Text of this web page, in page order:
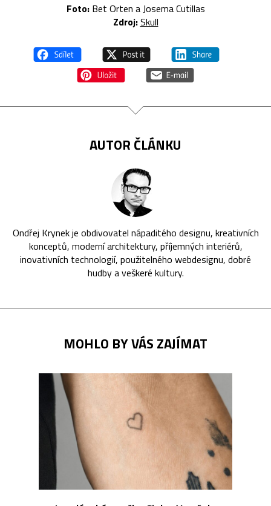
Foto:Bet Orten a Josema Cutillas
Zdroj:Skull
AUTOR ČLÁNKU
Ondřej Krynek je obdivovatel nápaditého designu, kreativních
konceptů, moderní architektury, příjemných interiérů,
inovativních technologií, použitelného webdesignu, dobré
hudby a veškeré kultury.
MOHLO BY VÁS ZAJÍMAT